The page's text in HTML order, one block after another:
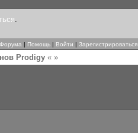
.
| Помощь | Войти | Зарегистрироваться
Prodigy« »